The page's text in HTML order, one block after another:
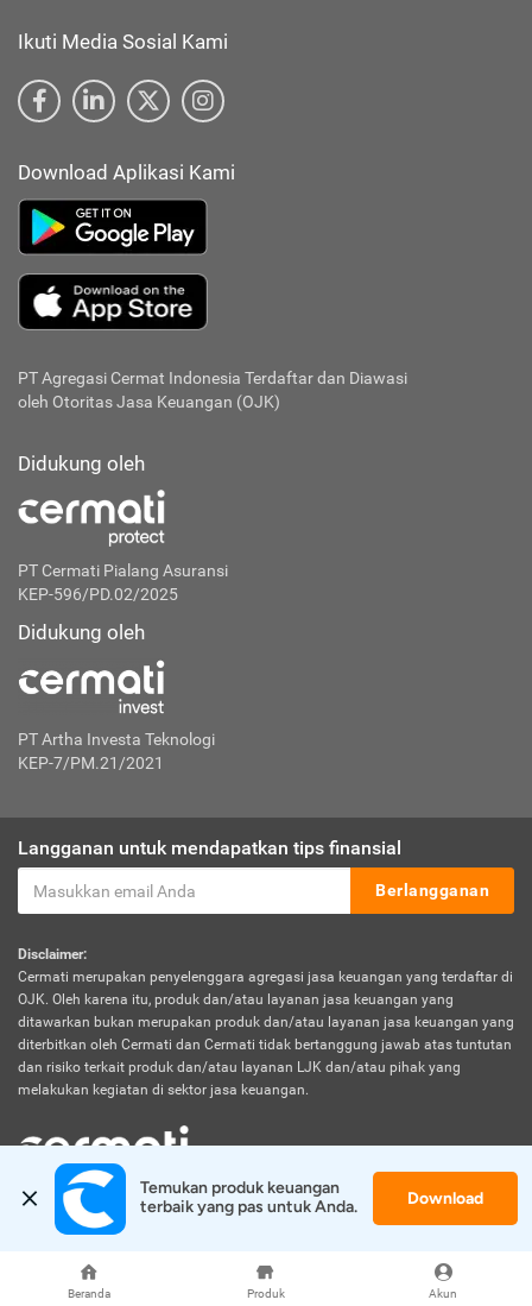
Beranda Produk Akun
Ikuti Media Sosial Kami
Download Aplikasi Kami
PT Agregasi Cermat Indonesia Terdaftar dan Diawasi
oleh Otoritas Jasa Keuangan (OJK)
Didukung oleh
PT Cermati Pialang Asuransi
KEP-596/PD.02/2025
Didukung oleh
PT Artha Investa Teknologi
KEP-7/PM.21/2021
Langganan untuk mendapatkan tips finansial
Berlangganan
Disclaimer:
Cermati merupakan penyelenggara agregasi jasa keuangan yang terdaftar di
OJK. Oleh karena itu, produk dan/atau layanan jasa keuangan yang
ditawarkan bukan merupakan produk dan/atau layanan jasa keuangan yang
diterbitkan oleh Cermati dan Cermati tidak bertanggung jawab atas tuntutan
dan risiko terkait produk dan/atau layanan LJK dan/atau pihak yang
melakukan kegiatan di sektor jasa keuangan.
© 2026 Cermati. All Rights Reserved.
Temukan produk keuangan
terbaik yang pas untuk Anda.
Download